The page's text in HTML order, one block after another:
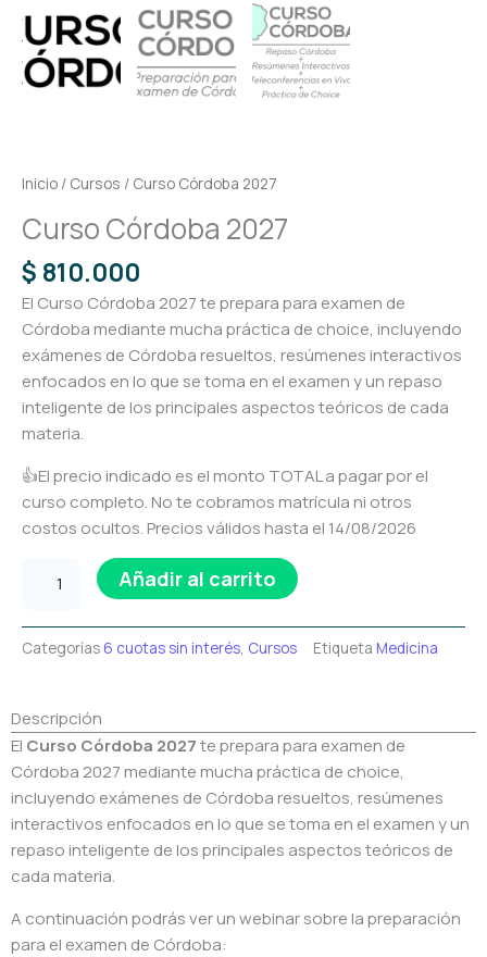
Inicio / Cursos / Curso Córdoba 2027
Curso Córdoba 2027
$ 810.000
El Curso Córdoba 2027 te prepara para examen de
Córdoba mediante mucha práctica de choice, incluyendo
exámenes de Córdoba resueltos, resúmenes interactivos
enfocados en lo que se toma en el examen y un repaso
inteligente de los principales aspectos teóricos de cada
materia.
👍El precio indicado es el monto TOTAL a pagar por el
curso completo. No te cobramos matrícula ni otros
costos ocultos. Precios válidos hasta el 14/08/2026
Córdoba
2027
cantidad
Añadir al carrito
Categorías 6 cuotas sin interés, Cursos Etiqueta Medicina
Descripción
El Curso Córdoba 2027te prepara para examen de
Córdoba 2027 mediante mucha práctica de choice,
incluyendo exámenes de Córdoba resueltos, resúmenes
interactivos enfocados en lo que se toma en el examen y un
repaso inteligente de los principales aspectos teóricos de
cada materia.
A continuación podrás ver un webinar sobre la preparación
para el examen de Córdoba: